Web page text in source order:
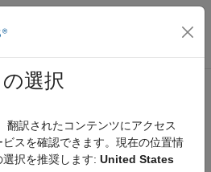
ナビゲーション メ
企業でのデ
てMATLABセッションに接続
選択
翻訳されたコンテンツにアクセス
スを確認できます。現在の位置情
択を推奨します: United States